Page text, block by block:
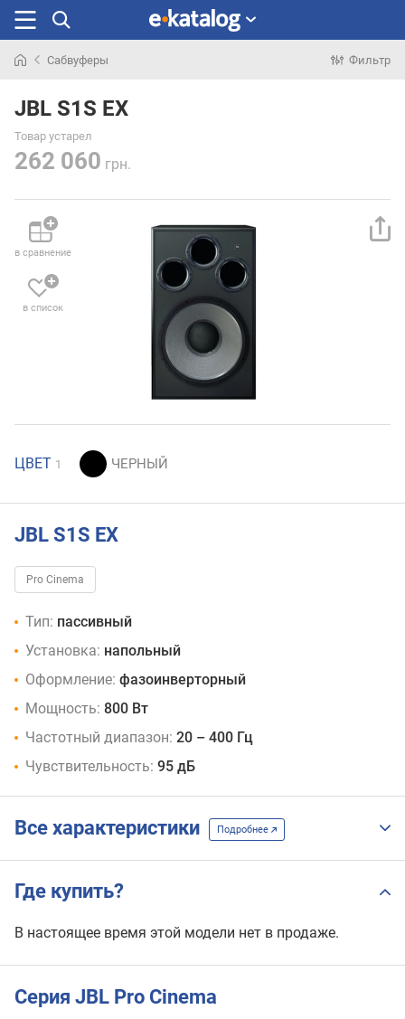
раньше
Сабвуферы Фильтр
JBL S1S EX
Товар устарел
262 060 грн.
в сравнение
в список
ЦВЕТ 1
JBL S1S EX
Pro Cinema
Тип: пассивный
Установка: напольный
Оформление: фазоинверторный
Мощность: 800 Вт
Частотный диапазон: 20 – 400 Гц
Чувствительность: 95 дБ
Все характеристики Подробнее
Где купить?
В настоящее время этой модели нет в продаже.
Серия JBL Pro Cinema